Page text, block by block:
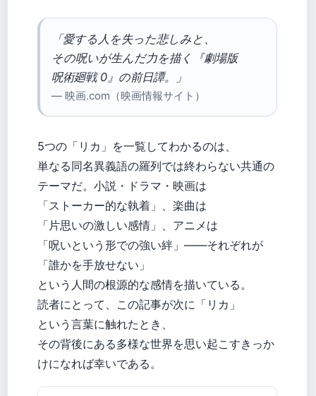
「愛する人を失った悲しみと、
その呪いが生んだ力を描く『劇場版
呪術廻戦 0』の前日譚。」
— 映画.com（映画情報サイト）
5つの「リカ」を一覧してわかるのは、
単なる同名異義語の羅列では終わらない共通の
テーマだ。小説・ドラマ・映画は
「ストーカー的な執着」、楽曲は
「片思いの激しい感情」、アニメは
「呪いという形での強い絆」——それぞれが
「誰かを手放せない」
という人間の根源的な感情を描いている。
読者にとって、この記事が次に「リカ」
という言葉に触れたとき、
その背後にある多様な世界を思い起こすきっか
けになれば幸いである。